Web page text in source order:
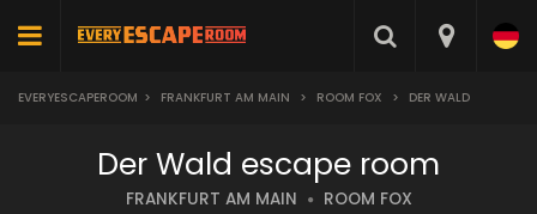
EVERYESCAPEROOM > FRANKFURT AM MAIN > ROOM FOX > DER WALD
Der Wald escape room
FRANKFURT AM MAIN ROOM FOX